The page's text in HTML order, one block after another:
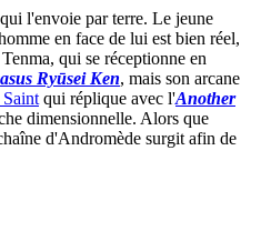
l'envoie par terre. Le jeune
en face de lui est bien réel,
qui se réceptionne en
Ryūsei Ken, mais son arcane
qui réplique avec l'Another
dimensionnelle. Alors que
d'Andromède surgit afin de